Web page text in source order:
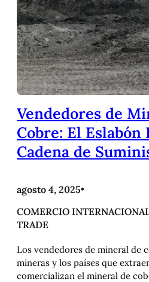
Vendedores de
Cobre: El
Cadena de
agosto 4, 2025•
COMERCIO
TRADE
Los vendedores de mineral de
mineras y los países que
comercializan el mineral de